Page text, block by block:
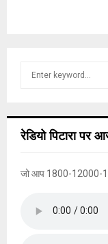
h
o
रेडियो पिटारा पर
जो आप 1800-12000-